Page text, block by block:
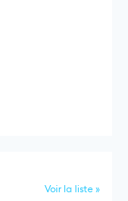
Voir la liste »